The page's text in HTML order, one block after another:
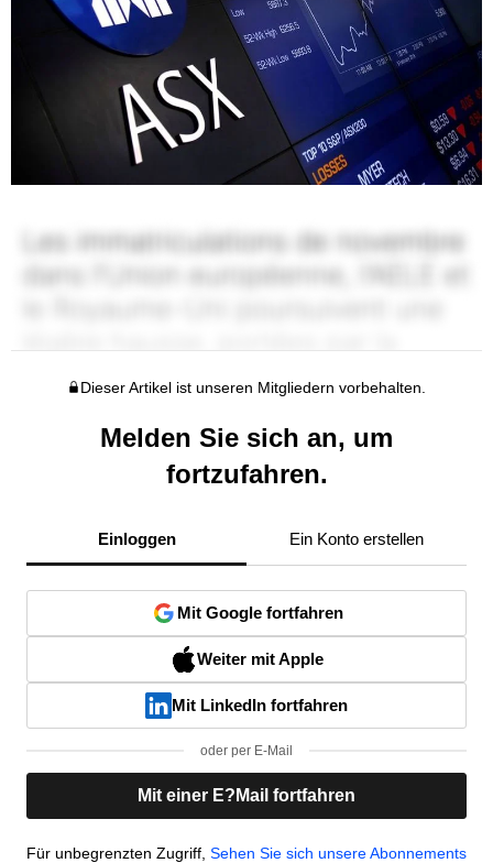
Dieser Artikel ist unseren Mitgliedern vorbehalten.
Melden Sie sich an, um
fortzufahren.
Einloggen Ein Konto erstellen
Mit Google fortfahren
Weiter mit Apple
Mit LinkedIn fortfahren
oder per E-Mail
Mit einer E?Mail fortfahren
Für unbegrenzten Zugriff, Sehen Sie sich unsere Abonnements